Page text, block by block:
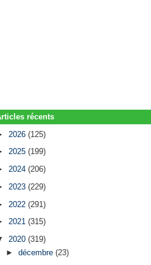
récents
2026(125)
2025(199)
2024(206)
2023(229)
2022(291)
2021(315)
2020(319)
► décembre (23)